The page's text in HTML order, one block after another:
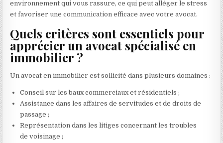
environnement qui vous rassure, ce qui peut alléger le stress
et favoriser une communication efficace avec votre avocat.
Quels critères sont essentiels pour
apprécier un avocat spécialisé en
immobilier ?
Un avocat en immobilier est sollicité dans plusieurs domaines :
Conseil sur les baux commerciaux et résidentiels ;
Assistance dans les affaires de servitudes et de droits de
passage ;
Représentation dans les litiges concernant les troubles
de voisinage ;